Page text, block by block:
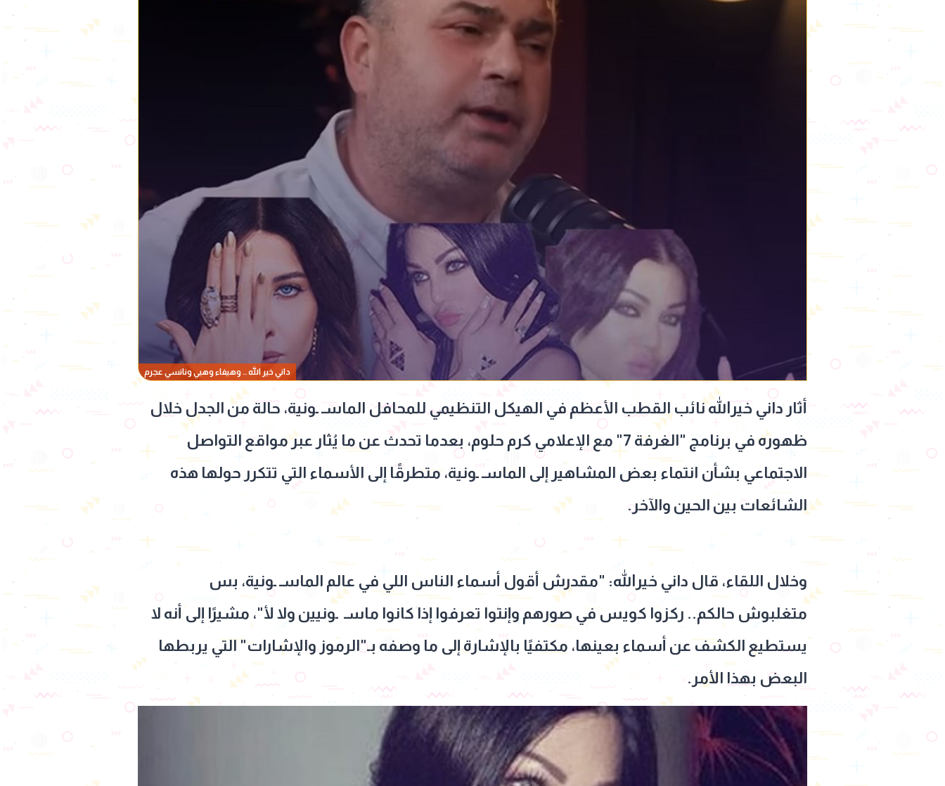
داني خير الله .. وهيفاء وهبي ونانسي عجرم
أثار داني خيرالله نائب القطب الأعظم في الهيكل التنظيمي للمحافل الماسـ ـونية، حالة من الجدل خلال
ظهوره في برنامج "الغرفة 7" مع الإعلامي كرم حلوم، بعدما تحدث عن ما يُثار عبر مواقع التواصل
الاجتماعي بشأن انتماء بعض المشاهير إلى الماسـ ـونية، متطرقًا إلى الأسماء التي تتكرر حولها هذه
الشائعات بين الحين والآخر.
وخلال اللقاء، قال داني خيرالله: "مقدرش أقول أسماء الناس اللي في عالم الماسـ ـونية، بس
متغلبوش حالكم.. ركزوا كويس في صورهم وإنتوا تعرفوا إذا كانوا ماسـ ـونيين ولا لأ"، مشيرًا إلى أنه لا
يستطيع الكشف عن أسماء بعينها، مكتفيًا بالإشارة إلى ما وصفه بـ"الرموز والإشارات" التي يربطها
البعض بهذا الأمر.